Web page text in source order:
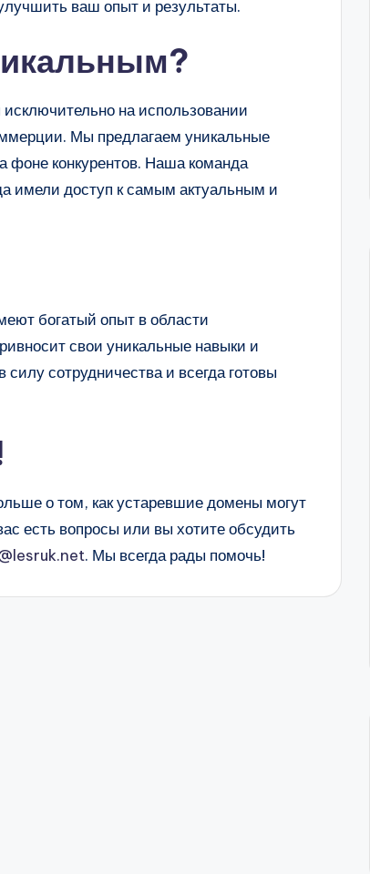
ваш опыт и результаты.
на использовании
Мы предлагаем уникальные
фоне конкурентов. Наша команда
имели доступ к самым актуальным и
богатый опыт в области
свои уникальные навыки и
сотрудничества и всегда готовы
о том, как устаревшие домены могут
есть вопросы или вы хотите обсудить
. Мы всегда рады помочь!